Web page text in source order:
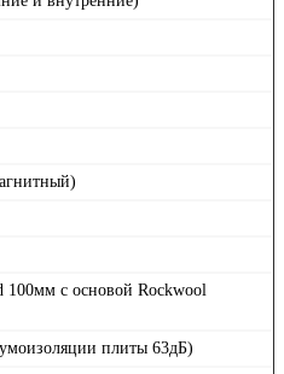
100мм с основой Rockwool
плиты 63дБ)